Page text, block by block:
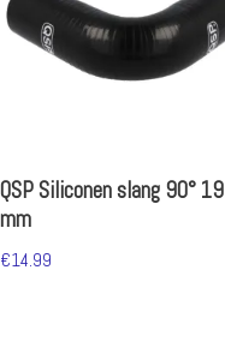
QSP Siliconen slang 90° 19
mm
€14.99